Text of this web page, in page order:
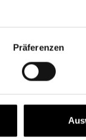
Präferenzen
Fonds
DEPOT